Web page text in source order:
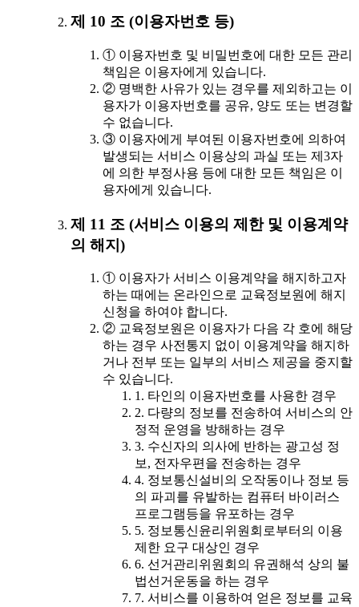
제 10 조 (이용자번호 등)
① 이용자번호 및 비밀번호에 대한 모든 관리
책임은 이용자에게 있습니다.
② 명백한 사유가 있는 경우를 제외하고는 이
용자가 이용자번호를 공유, 양도 또는 변경할
수 없습니다.
③ 이용자에게 부여된 이용자번호에 의하여
발생되는 서비스 이용상의 과실 또는 제3자
에 의한 부정사용 등에 대한 모든 책임은 이
용자에게 있습니다.
제 11 조 (서비스 이용의 제한 및 이용계약
의 해지)
① 이용자가 서비스 이용계약을 해지하고자
하는 때에는 온라인으로 교육정보원에 해지
신청을 하여야 합니다.
② 교육정보원은 이용자가 다음 각 호에 해당
하는 경우 사전통지 없이 이용계약을 해지하
거나 전부 또는 일부의 서비스 제공을 중지할
수 있습니다.
1. 타인의 이용자번호를 사용한 경우
2. 다량의 정보를 전송하여 서비스의 안
정적 운영을 방해하는 경우
3. 수신자의 의사에 반하는 광고성 정
보, 전자우편을 전송하는 경우
4. 정보통신설비의 오작동이나 정보 등
의 파괴를 유발하는 컴퓨터 바이러스
프로그램등을 유포하는 경우
5. 정보통신윤리위원회로부터의 이용
제한 요구 대상인 경우
6. 선거관리위원회의 유권해석 상의 불
법선거운동을 하는 경우
7. 서비스를 이용하여 얻은 정보를 교육